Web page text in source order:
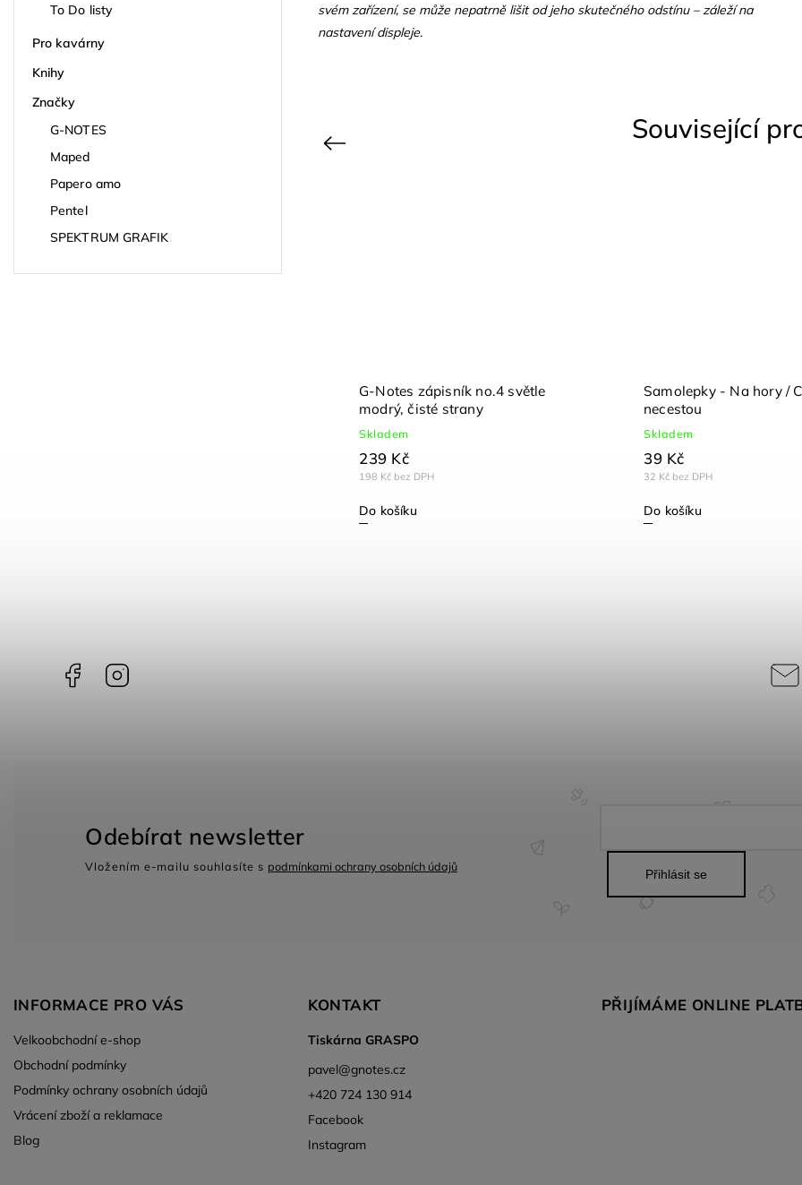
To Do listy
Pro kavárny
Knihy
Značky
G-NOTES
Maped
Papero amo
Pentel
SPEKTRUM GRAFIK
svém zařízení, se může nepatrně lišit od jeho skutečného odstínu – záleží na
nastavení displeje.
Související
Previous
G-Notes zápisník no.4 světle
modrý, čisté strany
Skladem
198 Kč bez DPH
239 Kč
Do košíku
Samolepky - Na hory /
necestou
Skladem
32 Kč bez DPH
39 Kč
Do košíku
Facebook
INFORMACE PRO VÁS
Velkoobchodní e-shop
Obchodní podmínky
Podmínky ochrany osobních údajů
Vrácení zboží a reklamace
Blog
KONTAKT
Tiskárna GRASPO
pavel@gnotes.cz
+420 724 130 914
Facebook
Instagram
PŘIJÍMÁME ONLINE
Odebírat newsletter
Vložením e-mailu souhlasíte s podmínkami ochrany osobních údajů
Přihlásit se